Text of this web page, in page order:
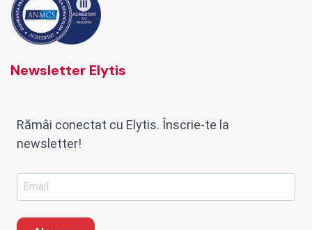
Newsletter Elytis
Rămâi conectat cu Elytis. Înscrie-te la
newsletter!